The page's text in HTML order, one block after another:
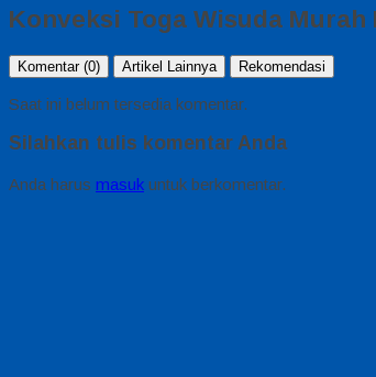
Konveksi Toga Wisuda
Komentar (0) Artikel Lainnya Rekomendasi
Saat ini belum tersedia komentar.
Silahkan tulis komentar Anda
Anda harus masuk untuk berkomentar.